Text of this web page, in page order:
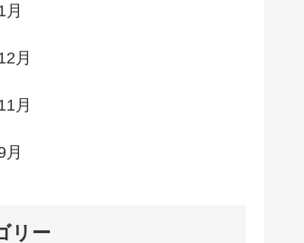
月
月
月
月
リー